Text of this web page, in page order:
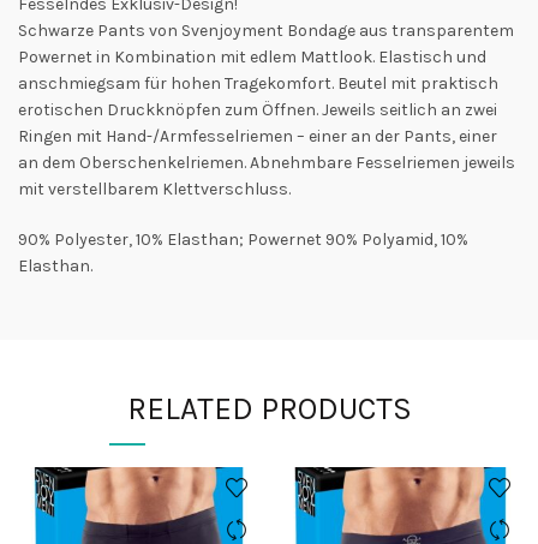
Schwarze Pants von Svenjoyment Bondage aus transparentem
Powernet in Kombination mit edlem Mattlook. Elastisch und
anschmiegsam für hohen Tragekomfort. Beutel mit praktisch
erotischen Druckknöpfen zum Öffnen. Jeweils seitlich an zwei
Ringen mit Hand-/Armfesselriemen – einer an der Pants, einer
an dem Oberschenkelriemen. Abnehmbare Fesselriemen jeweils
mit verstellbarem Klettverschluss.
90% Polyester, 10% Elasthan; Powernet 90% Polyamid, 10%
Elasthan.
RELATED PRODUCTS